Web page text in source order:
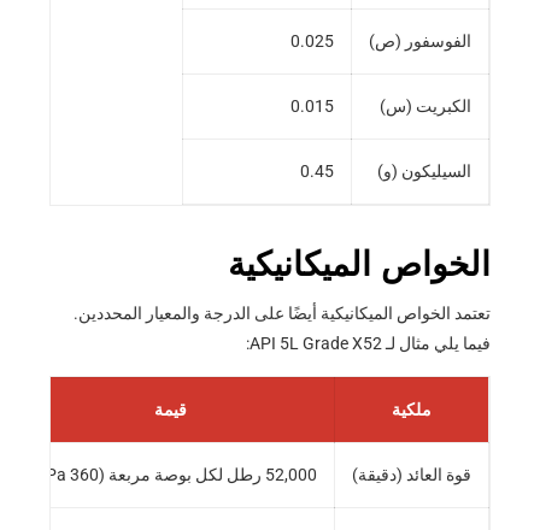
الفوسفور (ص) 0.025
الكبريت (س) 0.015
السيليكون (و) 0.45
الخواص الميكانيكية
تعتمد الخواص الميكانيكية أيضًا على الدرجة والمعيار المحددين.
فيما يلي مثال لـ API 5L Grade X52:
ملكية قيمة
قوة العائد (دقيقة) 52,000 رطل لكل بوصة مربعة (360 MPa)